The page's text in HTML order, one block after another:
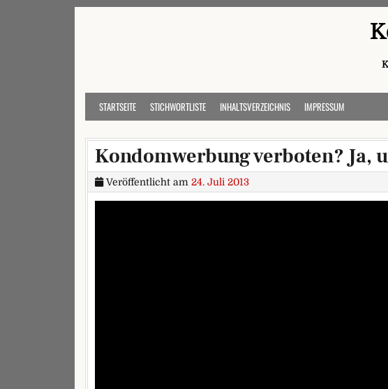
STARTSEITE STICHWORTLISTE INHALTSVERZEICHNIS IMPRESSUM
Kondomwerbung verboten? Ja,
Veröffentlicht am 24. Juli 2013